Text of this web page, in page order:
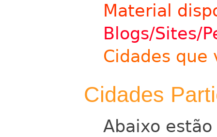
Material
Blogs/Sites/
Cidades que
Cidades
Abaixo